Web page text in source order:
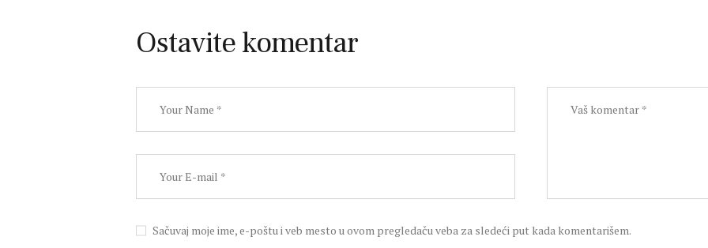
Ostavite komentar
Sačuvaj moje ime, e-poštu i veb mesto u ovom pregledaču veba za sledeći put kada komentarišem.